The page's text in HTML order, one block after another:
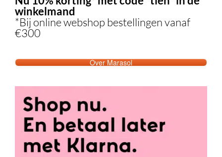
winkelmand
*Bij online webshop bestellingen vanaf
€300
Over Marasol